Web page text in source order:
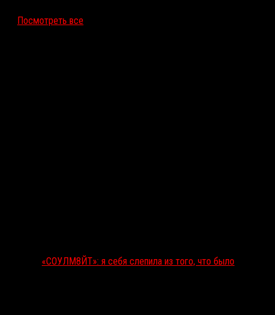
Посмотреть все
«СОУЛМ8ЙТ»: я себя слепила из того, что было